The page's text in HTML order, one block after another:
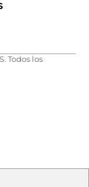
Todos los